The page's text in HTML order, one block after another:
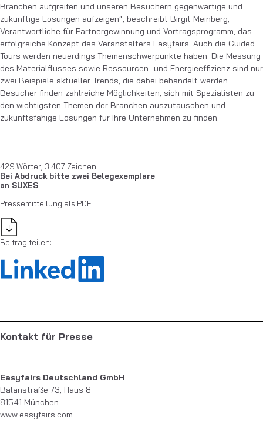
Branchen aufgreifen und unseren Besuchern gegenwärtige und
zukünftige Lösungen aufzeigen“, beschreibt Birgit Meinberg,
Verantwortliche für Partnergewinnung und Vortragsprogramm, das
erfolgreiche Konzept des Veranstalters Easyfairs. Auch die Guided
Tours werden neuerdings Themenschwerpunkte haben. Die Messung
des Materialflusses sowie Ressourcen- und Energieeffizienz sind nur
zwei Beispiele aktueller Trends, die dabei behandelt werden.
Besucher finden zahlreiche Möglichkeiten, sich mit Spezialisten zu
den wichtigsten Themen der Branchen auszutauschen und
zukunftsfähige Lösungen für Ihre Unternehmen zu finden.
429 Wörter, 3.407 Zeichen
Bei Abdruck bitte zwei Belegexemplare
an SUXES
Pressemitteilung als PDF:
Beitrag teilen:
Kontakt für Presse
Easyfairs Deutschland GmbH
Balanstraße 73, Haus 8
81541 München
www.easyfairs.com